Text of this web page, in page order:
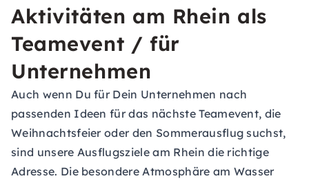
Aktivitäten am Rhein als
Teamevent / für
Unternehmen
Auch wenn Du für Dein Unternehmen nach
passenden Ideen für das nächste Teamevent, die
Weihnachtsfeier oder den Sommerausflug suchst,
sind unsere Ausflugsziele am Rhein die richtige
Adresse. Die besondere Atmosphäre am Wasser